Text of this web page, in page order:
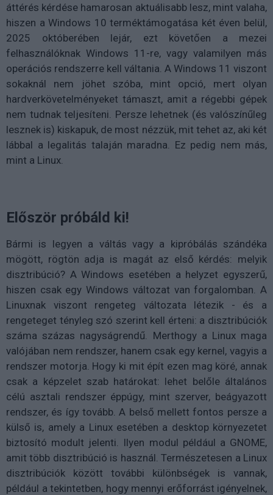
áttérés kérdése hamarosan aktuálisabb lesz, mint valaha,
hiszen a Windows 10 terméktámogatása két éven belül,
2025 októberében lejár, ezt követően a mezei
felhasználóknak Windows 11-re, vagy valamilyen más
operációs rendszerre kell váltania. A Windows 11 viszont
sokaknál nem jöhet szóba, mint opció, mert olyan
hardverkövetelményeket támaszt, amit a régebbi gépek
nem tudnak teljesíteni. Persze lehetnek (és valószínűleg
lesznek is) kiskapuk, de most nézzük, mit tehet az, aki két
lábbal a legalitás talaján maradna. Ez pedig nem más,
mint a Linux.
Először próbáld ki!
Bármi is legyen a váltás vagy a kipróbálás szándéka
mögött, rögtön adja is magát az első kérdés: melyik
disztribúció? A Windows esetében a helyzet egyszerű,
hiszen csak egy Windows változat van forgalomban. A
Linuxnak viszont rengeteg változata létezik - és a
rengeteget tényleg szó szerint kell érteni: a disztribúciók
száma százas nagyságrendű. Merthogy a Linux maga
valójában nem rendszer, hanem csak egy kernel, vagyis a
rendszer motorja. Hogy ki mit épít ezen mag köré, annak
csak a képzelet szab határokat: lehet belőle általános
célú asztali rendszer éppúgy, mint szerver, beágyazott
rendszer, és így tovább. A belső mellett fontos persze a
külső is, amely a Linux esetében a desktop környezetet
biztosító modult jelenti. Ilyen modul például a GNOME,
amit több disztribúció is használ. Természetesen a Linux
disztribúciók között további különbségek is vannak,
például a tekintetben, hogy mennyi erőforrást igényelnek,